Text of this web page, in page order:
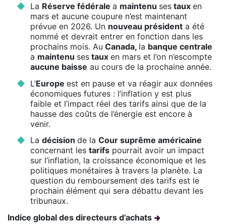
La Réserve fédérale a maintenu sestaux en
mars et aucune coupure n’est maintenant
prévue en 2026. Un nouveau présidenta été
nommé et devrait entrer en fonction dans les
prochains mois. Au Canada, la banque centrale
a maintenu sestaux en mars et l’on n’escompte
aucune baisse au cours de la prochaine année.
L’Europe est en pause et va réagir aux données
économiques futures : l’inflation y est plus
faible et l’impact réel des tarifs ainsi que de la
hausse des coûts de l’énergie est encore à
venir.
La décision de la Cour suprême américaine
concernant les tarifspourrait avoir un impact
sur l’inflation, la croissance économique et les
politiques monétaires à travers la planète. La
question du remboursement des tarifs est le
prochain élément qui sera débattu devant les
tribunaux.
Indice global des directeurs d’achats